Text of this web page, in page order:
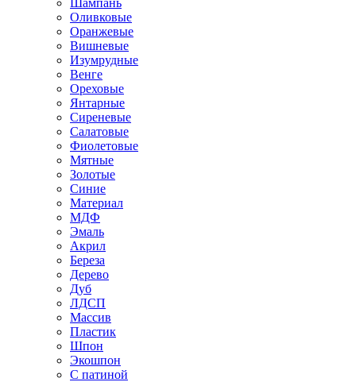
Шампань
Оливковые
Оранжевые
Вишневые
Изумрудные
Венге
Ореховые
Янтарные
Сиреневые
Салатовые
Фиолетовые
Мятные
Золотые
Синие
Материал
МДФ
Эмаль
Акрил
Береза
Дерево
Дуб
ЛДСП
Массив
Пластик
Шпон
Экошпон
С патиной